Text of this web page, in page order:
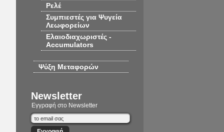
Ρελέ
Συμπιεστές για Ψυγεία
Λεωφορείων
Ελαιοδιαχωριστές -
Accumulators
Ψύξη Μεταφορών
Newsletter
Εγγραφή στο Newsletter